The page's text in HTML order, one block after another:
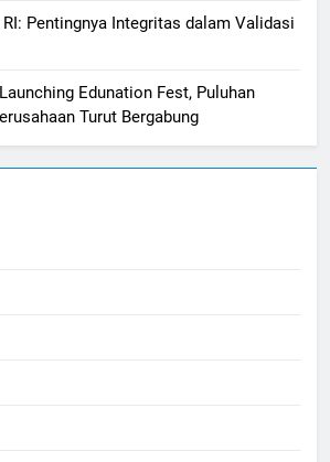
Pentingnya Integritas dalam Validasi
Edunation Fest, Puluhan
Turut Bergabung